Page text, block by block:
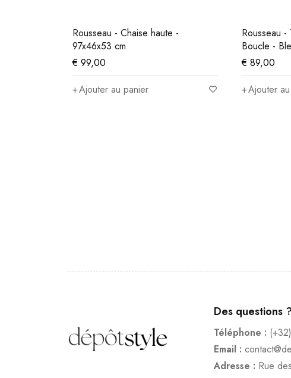
Rousseau - Chaise haute -
97x46x53 cm
99,00
Ajouter au panier
Rousseau -
Boucle - Bleu -
89,00
Ajouter au panier
Des questions
Téléphone :
Email :
Adresse : Rue